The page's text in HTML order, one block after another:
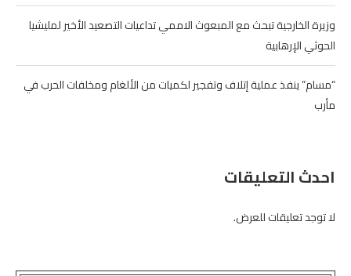
وزيرة الخارجية تبحث مع المبعوث الاممي تداعيات التصعيد الأخير لمليشيا
الحوثي الإرهابية
“مسام” ينفذ عملية إتلاف وتفجير لكميات من الألغام ومخلفات الحرب في
مأرب
احدث التعليقات
لا توجد تعليقات للعرض.